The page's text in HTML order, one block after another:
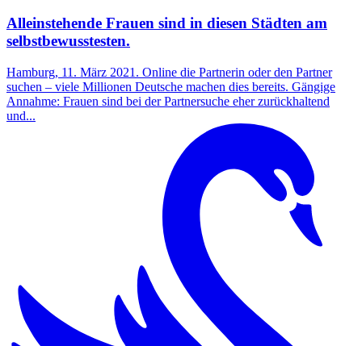
Alleinstehende Frauen sind in diesen Städten am
selbstbewusstesten.
Hamburg, 11. März 2021. Online die Partnerin oder den Partner
suchen – viele Millionen Deutsche machen dies bereits. Gängige
Annahme: Frauen sind bei der Partnersuche eher zurückhaltend
und...